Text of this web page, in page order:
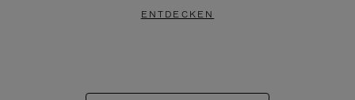
ENTDECKEN